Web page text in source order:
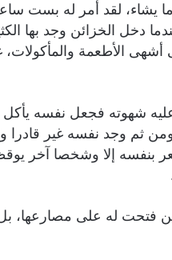
يشاء، لقد أمر له بست
دخل الخزائن وجد بها
أشهى الأطعمة
عليه شهوته فجعل نفسه
ثم وجد نفسه غير قادرا
بنفسه إلا وشخصا آخر
فتحت له على مصارعها،